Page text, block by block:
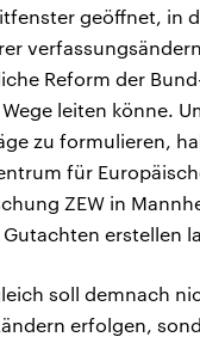
geöffnet, in
Reform der
leiten könne.
zu formulieren,
für
ZEW in
erstellen
soll demnach
erfolgen,